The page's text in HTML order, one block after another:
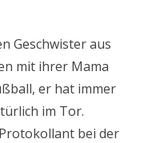
Geschwister aus
mit ihrer Mama
er hat immer
im Tor.
bei der